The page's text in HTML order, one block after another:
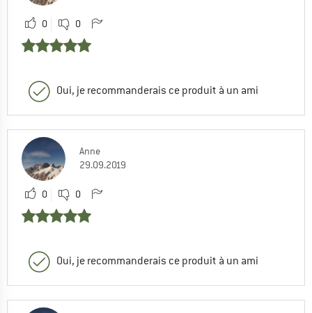
0 0
Oui, je recommanderais ce produit à un ami
Anne
29.09.2019
0 0
Oui, je recommanderais ce produit à un ami